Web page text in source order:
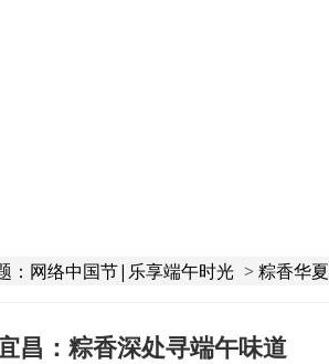
：网络中国节|乐享端午时光 >粽香华夏
昌：粽香深处寻端午味道